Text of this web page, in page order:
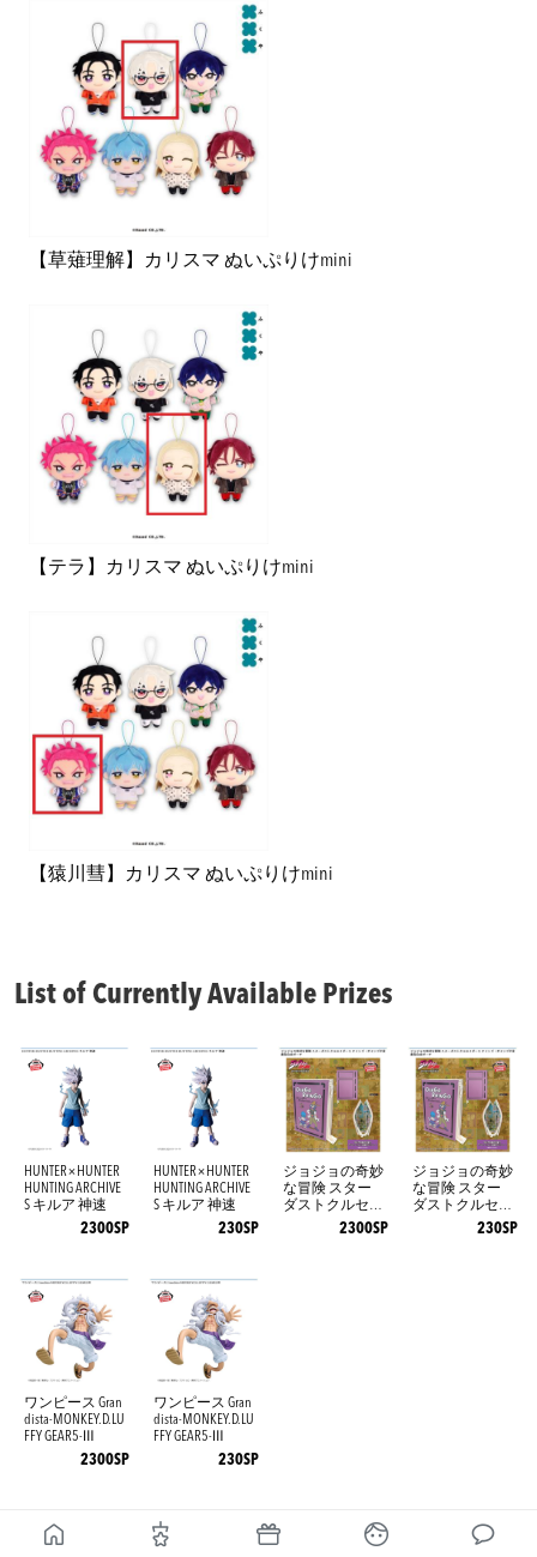
【草薙理解】カリスマ ぬいぷりけmini
【テラ】カリスマ ぬいぷりけmini
【猿川彗】カリスマ ぬいぷりけmini
List of Currently Available Prizes
HUNTER×HUNTER
HUNTING ARCHIVE
S キルア 神速
2300SP
HUNTER×HUNTER
HUNTING ARCHIVE
S キルア 神速
230SP
ジョジョの奇妙
な冒険 スター
ダストクルセイ
ダース オイン
2300SP
ジョジョの奇妙
な冒険 スター
ダストクルセイ
ダース オイン
230SP
ワンピース Gran
dista-MONKEY.D.LU
FFY GEAR5-Ⅲ
2300SP
ワンピース Gran
dista-MONKEY.D.LU
FFY GEAR5-Ⅲ
230SP